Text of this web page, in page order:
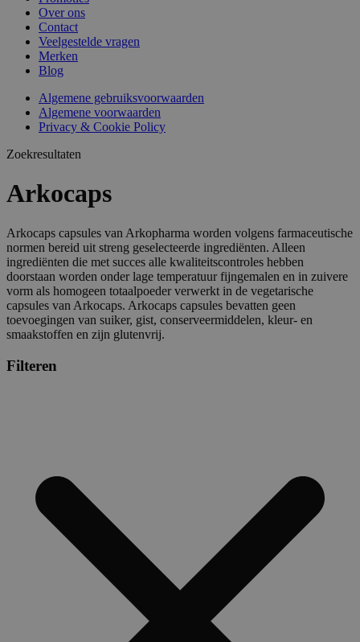
Over ons
Contact
Veelgestelde vragen
Merken
Blog
Algemene gebruiksvoorwaarden
Algemene voorwaarden
Privacy & Cookie Policy
Zoekresultaten
Arkocaps
Arkocaps capsules van Arkopharma worden volgens farmaceutische
normen bereid uit streng geselecteerde ingrediënten. Alleen
ingrediënten die met succes alle kwaliteitscontroles hebben
doorstaan worden onder lage temperatuur fijngemalen en in zuivere
vorm als homogeen totaalpoeder verwerkt in de vegetarische
capsules van Arkocaps. Arkocaps capsules bevatten geen
toevoegingen van suiker, gist, conserveermiddelen, kleur- en
smaakstoffen en zijn glutenvrij.
Filteren